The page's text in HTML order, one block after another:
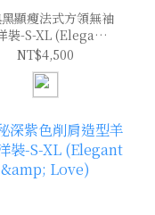
顯瘦法式方領無袖
裝-S-XL (Elegant
& Love)
NT$4,500